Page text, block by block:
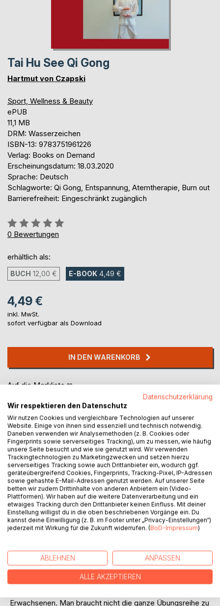
Tai Hu See Qi Gong
Hartmut von Czapski
Sport, Wellness & Beauty
ePUB
11,1 MB
DRM: Wasserzeichen
ISBN-13: 9783751961226
Verlag: Books on Demand
Erscheinungsdatum: 18.03.2020
Sprache: Deutsch
Schlagworte: Qi Gong, Entspannung, Atemtherapie, Burn out
Barrierefreiheit: Eingeschränkt zugänglich
Bewertung::
0%
0 Bewertungen
erhältlich als:
BUCH 12,00 € E-BOOK 4,49 €
4,49 €
inkl. MwSt.
sofort verfügbar als Download
IN DEN WARENKORB
Auf die Merkliste
BESCHREIBUNG
Über diese Übungsreihe
Diese Übungsreihe hat ihren Ursprung in der Songdynastie.
In der Umgebung des Tai Hu Sees wurden diese Übungen
entwickelt und später modifiziert.
gestärkt, die Beweglichkeit verbessert, die Durchblutung
der inneren Organe und die Sauerstoffaufnahme werden
verstärkt. Die Imitation der Tierbewegungen und der
Bewegungen eines Seebewohners regen die Phantasie
Erwachsenen. Man braucht nicht die ganze Übungsreihe zu
Datenschutzerklärung
Wir respektieren den Datenschutz
Wir nutzen Cookies und vergleichbare Technologien auf unserer
Website. Einige von ihnen sind essenziell und technisch notwendig.
Daneben verwenden wir Analysemethoden (z. B. Cookies oder
Fingerprints sowie serverseitiges Tracking), um zu messen, wie häufig
unsere Seite besucht und wie sie genutzt wird. Wir verwenden
Trackingtechnologien zu Marketingzwecken und setzen hierzu
serverseitiges Tracking sowie auch Drittanbieter ein, wodurch ggf.
geräteübergreifend Cookies, Fingerprints, Tracking-Pixel, IP-Adressen
sowie gehashte E-Mail-Adressen genutzt werden. Auf unserer Seite
betten wir zudem Drittinhalte von anderen Anbietern ein (Video-
Plattformen). Wir haben auf die weitere Datenverarbeitung und ein
etwaiges Tracking durch den Drittanbieter keinen Einfluss. Mit deiner
Einstellung willigst du in die oben beschriebenen Vorgänge ein. Du
kannst deine Einwilligung (z. B. im Footer unter „Privacy-Einstellungen“)
jederzeit mit Wirkung für die Zukunft widerrufen. (BoD-Impressum)
ABLEHNEN ANPASSEN
ALLE AKZEPTIEREN